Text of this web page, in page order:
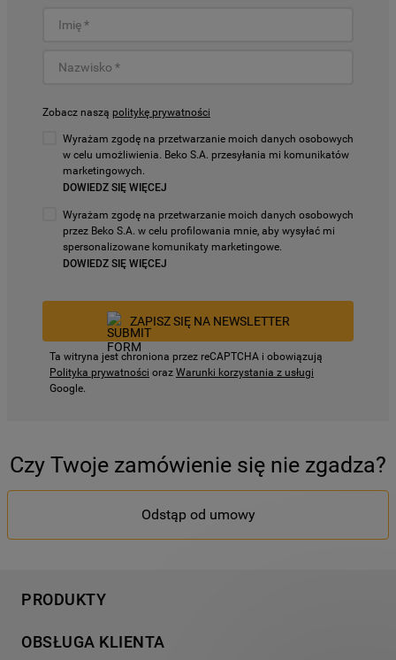
Zobacz naszą politykę prywatności
Wyrażam zgodę na przetwarzanie moich danych osobowych
w celu umożliwienia. Beko S.A. przesyłania mi komunikatów
marketingowych.
DOWIEDZ SIĘ WIĘCEJ
Wyrażam zgodę na przetwarzanie moich danych osobowych
przez Beko S.A. w celu profilowania mnie, aby wysyłać mi
spersonalizowane komunikaty marketingowe.
DOWIEDZ SIĘ WIĘCEJ
ZAPISZ SIĘ NA NEWSLETTER
Ta witryna jest chroniona przez reCAPTCHA i obowiązują
Polityka prywatności oraz Warunki korzystania z usługi
Google.
Czy Twoje zamówienie się nie zgadza?
Odstąp od umowy
PRODUKTY
Chłodnictwo
OBSŁUGA KLIENTA